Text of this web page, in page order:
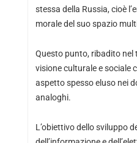
stessa della Russia, cioè
morale del suo spazio
Questo punto, ribadito nel
visione culturale e sociale
aspetto spesso eluso nei
analoghi.
L’obiettivo dello sviluppo